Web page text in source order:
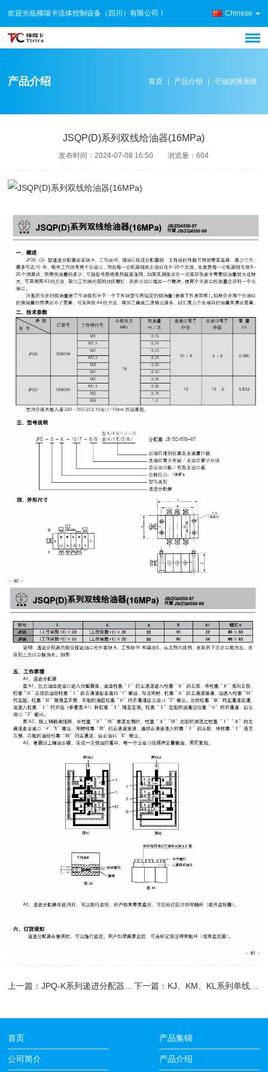
欢迎光临梯瑞卡流体控制设备（四川）有限公司！ Chinese
产品介绍 首页 | 产品介绍 | 干油润滑系统
JSQP(D)系列双线给油器(16MPa)
发布时间：2024-07-08 16:50 浏览量：604
上一篇：JPQ-K系列递进分配器(16MPa) 下一篇： KJ、KM、KL系列单线递进式分配器(7MPa 14MPa 21MPa)
首页
公司简介
产品集锦
产品介绍